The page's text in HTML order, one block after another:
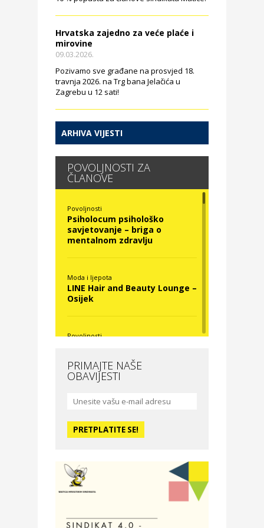
Hrvatska zajedno za veće plaće i
mirovine
09.03.2026.
Pozivamo sve građane na prosvjed 18.
travnja 2026. na Trg bana Jelačića u
Zagrebu u 12 sati!
ARHIVA VIJESTI
POVOLJNOSTI ZA
ČLANOVE
Povoljnosti
Psiholocum psihološko
savjetovanje – briga o
mentalnom zdravlju
Moda i ljepota
LINE Hair and Beauty Lounge –
Osijek
Povoljnosti
Moda i ljepota
studio – Osijek
Zdravlje i osiguranje
PRIMAJTE NAŠE
OBAVIJESTI